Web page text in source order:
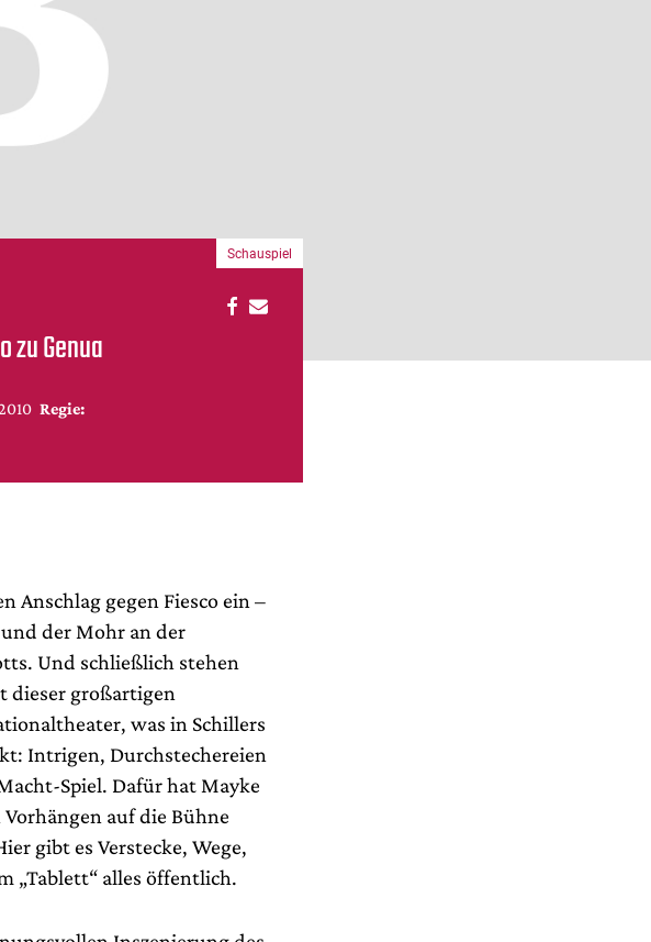
zu Genua
Regie:
Schauspiel
Anschlag gegen Fiesco ein –
der Mohr an der
Und schließlich stehen
dieser großartigen
was in Schillers
Intrigen, Durchstechereien
Spiel. Dafür hat Mayke
auf die Bühne
gibt es Verstecke, Wege,
„Tablett“ alles öffentlich.